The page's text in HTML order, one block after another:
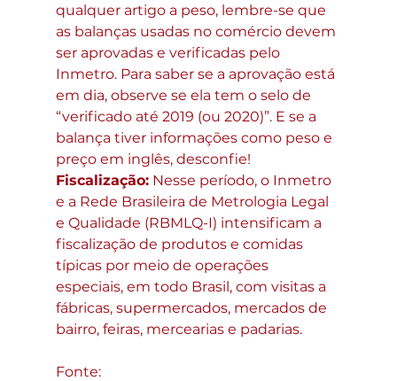
qualquer artigo a peso, lembre-se que
as balanças usadas no comércio devem
ser aprovadas e verificadas pelo
Inmetro. Para saber se a aprovação está
em dia, observe se ela tem o selo de
“verificado até 2019 (ou 2020)”. E se a
balança tiver informações como peso e
preço em inglês, desconfie!
Fiscalização: Nesse período, o Inmetro
e a Rede Brasileira de Metrologia Legal
e Qualidade (RBMLQ-I) intensificam a
fiscalização de produtos e comidas
típicas por meio de operações
especiais, em todo Brasil, com visitas a
fábricas, supermercados, mercados de
bairro, feiras, mercearias e padarias.
Fonte: